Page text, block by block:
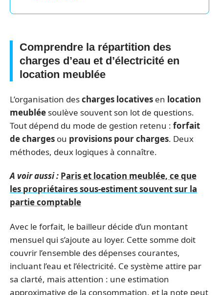
Comprendre la répartition des
charges d’eau et d’électricité en
location meublée
L’organisation descharges locatives en location
meublée soulève souvent son lot de questions.
Tout dépend du mode de gestion retenu : forfait
de charges ou provisions pour charges. Deux
méthodes, deux logiques à connaître.
A voir aussi : Paris et location meublée, ce que
les propriétaires sous-estiment souvent sur la
partie comptable
Avec le forfait, le bailleur décide d’un montant
mensuel qui s’ajoute au loyer. Cette somme doit
couvrir l’ensemble des dépenses courantes,
incluant l’eau et l’électricité. Ce système attire par
sa clarté, mais attention : une estimation
approximative de la consommation, et la note peut